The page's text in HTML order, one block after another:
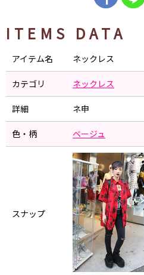
ITEMS DATA
アイテム名 ネックレス
カテゴリ ネックレス
詳細 ネ申
色・柄 ベージュ
スナップ